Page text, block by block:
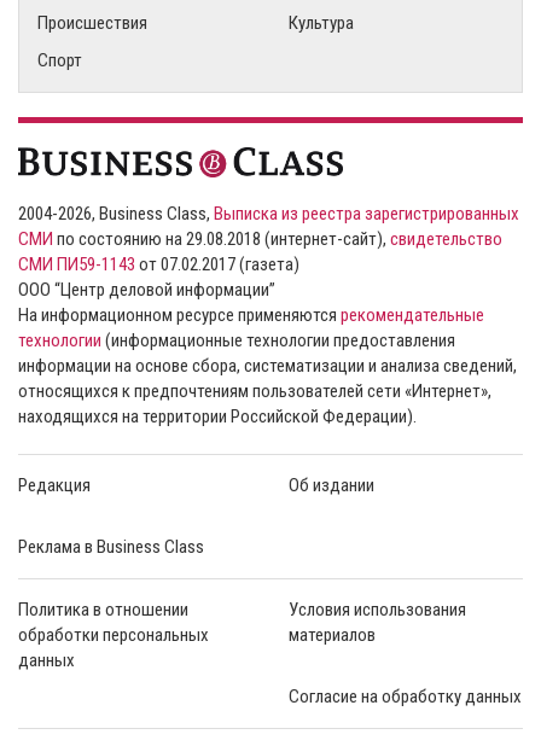
Происшествия
Культура
Спорт
2004-2026, Business Class, Выписка из реестра зарегистрированных
СМИ по состоянию на 29.08.2018 (интернет-сайт), свидетельство
СМИ ПИ59-1143 от 07.02.2017 (газета)
ООО “Центр деловой информации”
На информационном ресурсе применяются рекомендательные
технологии (информационные технологии предоставления
информации на основе сбора, систематизации и анализа сведений,
относящихся к предпочтениям пользователей сети «Интернет»,
находящихся на территории Российской Федерации).
Редакция Об издании
Реклама в Business Class
Политика в отношении
обработки персональных
данных
Условия использования
материалов
Согласие на обработку данных